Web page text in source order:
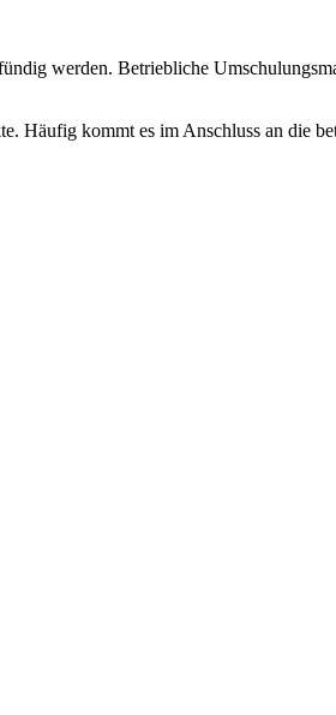
werden. Betriebliche
Häufig kommt es im Anschluss an die